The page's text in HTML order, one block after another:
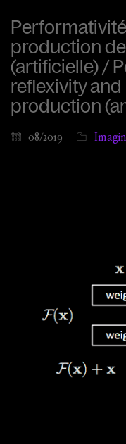
production
(artificielle) /
reflexivity
production
08/2019